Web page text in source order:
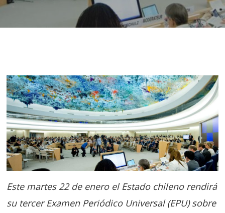
Este martes 22 de enero el Estado chileno rendirá
su tercer Examen Periódico Universal (EPU) sobre